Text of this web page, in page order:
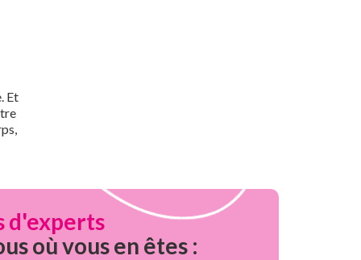
Et
d'experts
où vous en êtes :